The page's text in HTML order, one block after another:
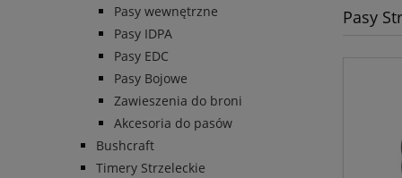
Pasy wewnętrzne
Pasy IDPA
Pasy EDC
Pasy Bojowe
Zawieszenia do broni
Akcesoria do pasów
Bushcraft
Timery Strzeleckie
Pasy